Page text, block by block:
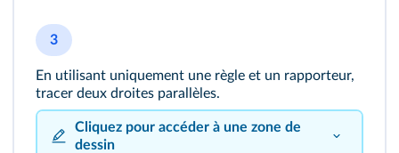
3
En utilisant uniquement une règle et un rapporteur,
tracer deux droites parallèles.
Cliquez pour accéder à une zone de
dessin